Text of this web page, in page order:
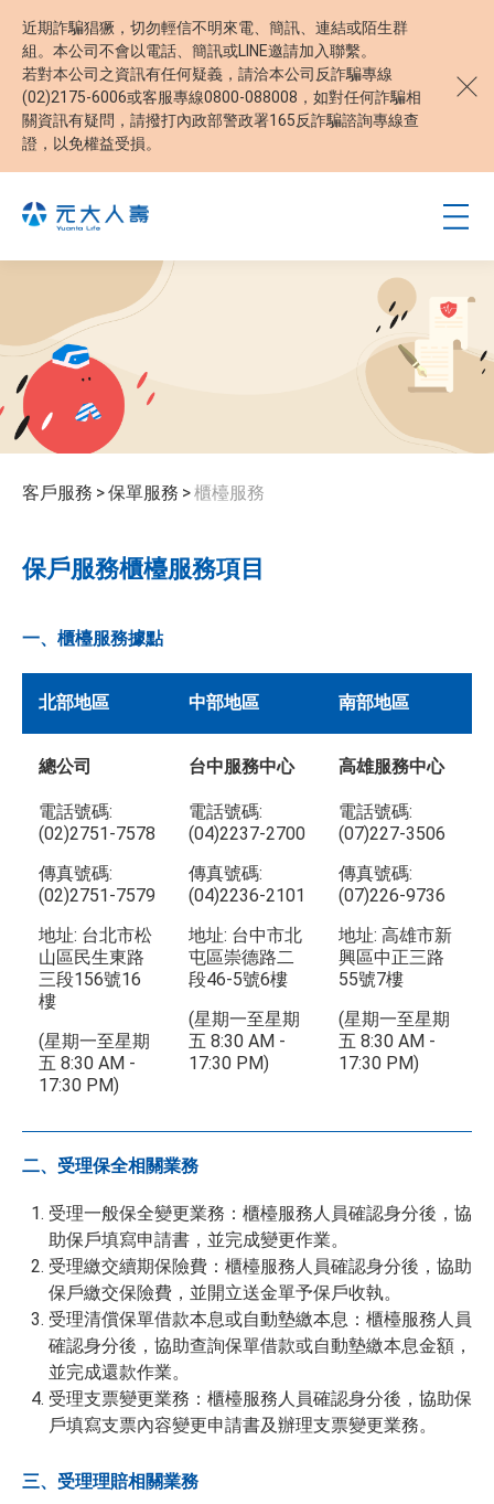
近期詐騙猖獗，切勿輕信不明來電、簡訊、連結或陌生群
組。本公司不會以電話、簡訊或LINE邀請加入聯繫。
若對本公司之資訊有任何疑義，請洽本公司反詐騙專線
(02)2175-6006或客服專線0800-088008，如對任何詐騙相
關資訊有疑問，請撥打內政部警政署165反詐騙諮詢專線查
證，以免權益受損。
客戶服務 >保單服務 >櫃檯服務
保戶服務櫃檯服務項目
一、櫃檯服務據點
北部地區 中部地區 南部地區
總公司
電話號碼:
(02)2751-7578
傳真號碼:
(02)2751-7579
地址: 台北市松
山區民生東路
三段156號16
樓
(星期一至星期
五 8:30 AM -
17:30 PM)
台中服務中心
電話號碼:
(04)2237-2700
傳真號碼:
(04)2236-2101
地址: 台中市北
屯區崇德路二
段46-5號6樓
(星期一至星期
五 8:30 AM -
17:30 PM)
高雄服務中心
電話號碼:
(07)227-3506
傳真號碼:
(07)226-9736
地址: 高雄市新
興區中正三路
55號7樓
(星期一至星期
五 8:30 AM -
17:30 PM)
二、受理保全相關業務
受理一般保全變更業務：櫃檯服務人員確認身分後，協
助保戶填寫申請書，並完成變更作業。
受理繳交續期保險費：櫃檯服務人員確認身分後，協助
保戶繳交保險費，並開立送金單予保戶收執。
受理清償保單借款本息或自動墊繳本息：櫃檯服務人員
確認身分後，協助查詢保單借款或自動墊繳本息金額，
並完成還款作業。
受理支票變更業務：櫃檯服務人員確認身分後，協助保
戶填寫支票內容變更申請書及辦理支票變更業務。
三、受理理賠相關業務